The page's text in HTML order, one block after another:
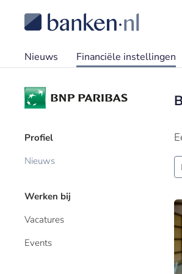
Nieuws Financiële instellingen
Profiel
Nieuws
Werken bij
Vacatures
Events